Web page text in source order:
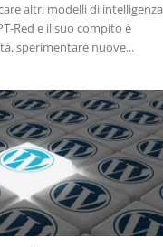
altri modelli di intelligenza
Red e il suo compito è
sperimentare nuove...